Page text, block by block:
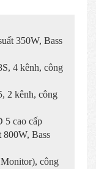
350W, Bass
4 kênh, công
2 kênh, công
5 cao cấp
800W, Bass
công